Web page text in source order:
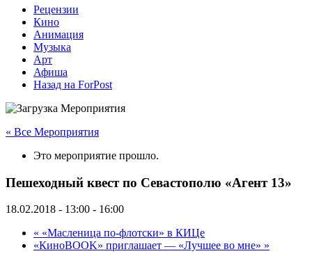
Рецензии
Кино
Анимация
Музыка
Арт
Афиша
Назад на ForPost
« Все Мероприятия
Это мероприятие прошло.
Пешеходный квест по Севастополю «Агент 13»
18.02.2018 - 13:00 - 16:00
« «Масленица по-флотски» в КИЦе
«КиноBOOK» приглашает — «Лучшее во мне» »